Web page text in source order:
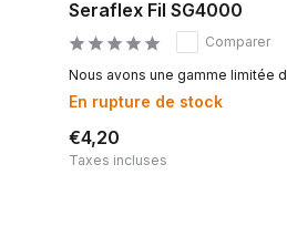
Seraflex Fil SG4000
Comparer
Nous avons une gamme limitée
En rupture de stock
€4,20
Taxes incluses